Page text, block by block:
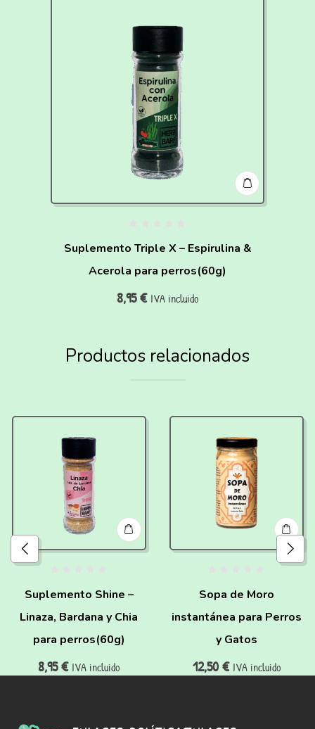
Suplemento Triple X – Espirulina &
Acerola para perros(60g)
8,95€ IVA incluido
Productos relacionados
Suplemento Shine –
Linaza, Bardana y Chia
para perros(60g)
8,95€ IVA incluido
Sopa de Moro
instantánea para Perros
y Gatos
12,50€ IVA incluido